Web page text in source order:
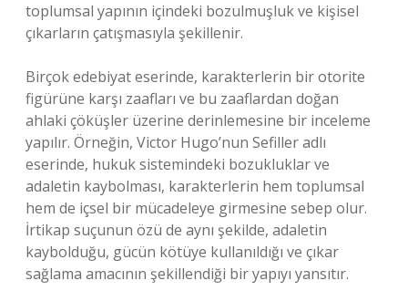
toplumsal yapının içindeki bozulmuşluk ve kişisel
çıkarların çatışmasıyla şekillenir.
Birçok edebiyat eserinde, karakterlerin bir otorite
figürüne karşı zaafları ve bu zaaflardan doğan
ahlaki çöküşler üzerine derinlemesine bir inceleme
yapılır. Örneğin, Victor Hugo’nun Sefiller adlı
eserinde, hukuk sistemindeki bozukluklar ve
adaletin kaybolması, karakterlerin hem toplumsal
hem de içsel bir mücadeleye girmesine sebep olur.
İrtikap suçunun özü de aynı şekilde, adaletin
kaybolduğu, gücün kötüye kullanıldığı ve çıkar
sağlama amacının şekillendiği bir yapıyı yansıtır.